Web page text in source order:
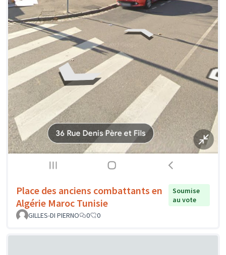
Place des anciens combattants en
Algérie Maroc Tunisie
Soumise
au vote
GILLES-DI PIERNO
0 0